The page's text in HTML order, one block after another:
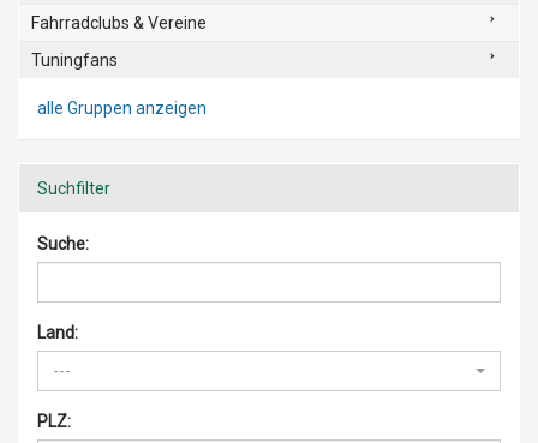
Fahrradclubs & Vereine
Tuningfans
alle Gruppen anzeigen
Suchfilter
Suche:
Land:
---
PLZ: